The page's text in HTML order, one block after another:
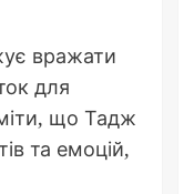
вражати
для
що Тадж
та емоцій,